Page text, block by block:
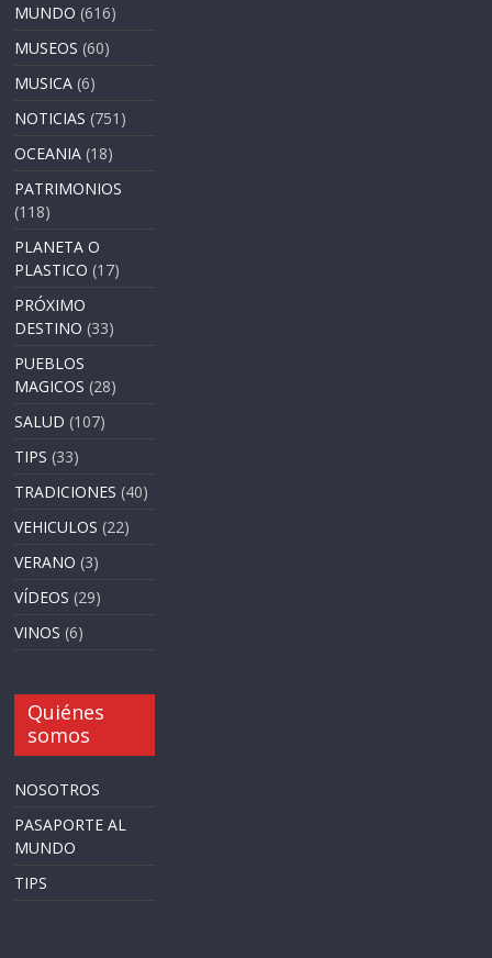
MUNDO (616)
MUSEOS (60)
MUSICA (6)
NOTICIAS (751)
OCEANIA (18)
PATRIMONIOS
(118)
PLANETA O
PLASTICO (17)
PRÓXIMO
DESTINO (33)
PUEBLOS
MAGICOS (28)
SALUD (107)
TIPS (33)
TRADICIONES (40)
VEHICULOS (22)
VERANO (3)
VÍDEOS (29)
VINOS (6)
Quiénes
somos
NOSOTROS
PASAPORTE AL
MUNDO
TIPS